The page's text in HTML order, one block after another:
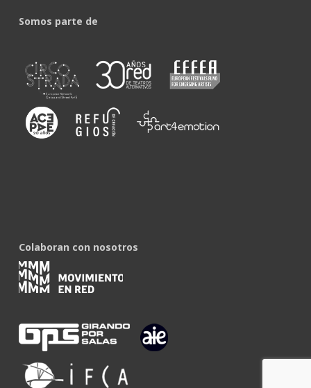
Somos parte de
Colaboran con nosotros